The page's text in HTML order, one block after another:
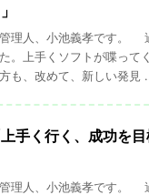
理人、小池義孝です。
。上手くソフトが喋っ
も、改めて、新しい発見
手く行く、成功を
理人、小池義孝です。